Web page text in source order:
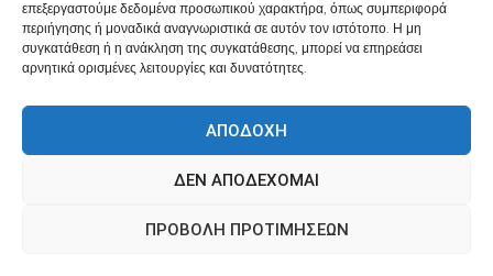
επεξεργαστούμε δεδομένα προσωπικού χαρακτήρα, όπως συμπεριφορά
περιήγησης ή μοναδικά αναγνωριστικά σε αυτόν τον ιστότοπο. Η μη
συγκατάθεση ή η ανάκληση της συγκατάθεσης, μπορεί να επηρεάσει
αρνητικά ορισμένες λειτουργίες και δυνατότητες.
ΑΠΟΔΟΧΉ
ΔΕΝ ΑΠΟΔΈΧΟΜΑΙ
ΠΡΟΒΟΛΉ ΠΡΟΤΙΜΉΣΕΩΝ
Δευ. - Παρ. 08:00 - 20:00
gowithraw.gr © 2020 | Powered by